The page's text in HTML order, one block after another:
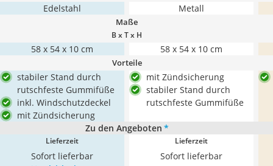
Edelstahl Metall
Maße
B x T x H
58 x 54 x 10 cm 58 x 54 x 10 cm
Vorteile
stabiler Stand durch
rutschfeste Gummifüße
inkl. Windschutzdeckel
mit Zündsicherung
mit Zündsicherung
stabiler Stand durch
rutschfeste Gummifüße
Zu den Angeboten *
Lieferzeit
Sofort lieferbar
Lieferzeit
Sofort lieferbar